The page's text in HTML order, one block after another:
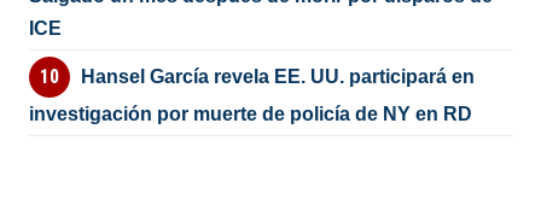
ICE
Hansel García revela EE. UU. participará en
investigación por muerte de policía de NY en RD